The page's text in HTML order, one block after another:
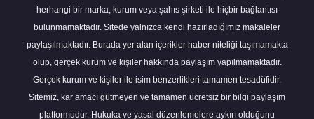
herhangi bir marka, kurum veya şahıs şirketi ile hiçbir bağlantısı
bulunmamaktadır. Sitede yalnızca kendi hazırladığımız makaleler
paylaşılmaktadır. Burada yer alan içerikler haber niteliği taşımamakta
olup, gerçek kurum ve kişiler hakkında paylaşım yapılmamaktadır.
Gerçek kurum ve kişiler ile isim benzerlikleri tamamen tesadüfidir.
Sitemiz, kar amacı gütmeyen ve tamamen ücretsiz bir bilgi paylaşım
platformudur. Hukuka ve yasal düzenlemelere aykırı olduğunu